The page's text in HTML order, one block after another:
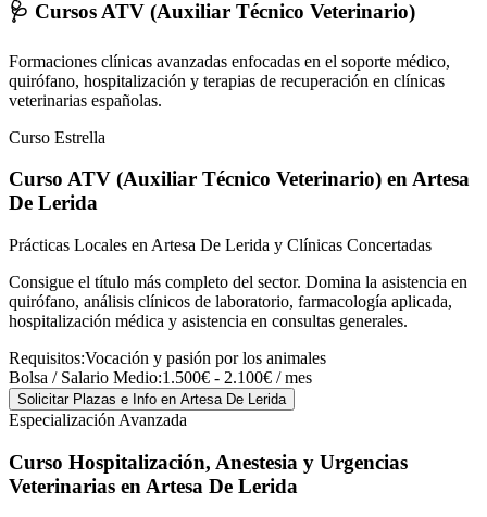
🩺 Cursos ATV (Auxiliar Técnico Veterinario)
Formaciones clínicas avanzadas enfocadas en el soporte médico,
quirófano, hospitalización y terapias de recuperación en clínicas
veterinarias españolas.
Curso Estrella
Curso ATV (Auxiliar Técnico Veterinario) en Artesa
De Lerida
Prácticas Locales en Artesa De Lerida y Clínicas Concertadas
Consigue el título más completo del sector. Domina la asistencia en
quirófano, análisis clínicos de laboratorio, farmacología aplicada,
hospitalización médica y asistencia en consultas generales.
Requisitos:Vocación y pasión por los animales
Bolsa / Salario Medio:1.500€ - 2.100€ / mes
Solicitar Plazas e Info en Artesa De Lerida
Especialización Avanzada
Curso Hospitalización, Anestesia y Urgencias
Veterinarias en Artesa De Lerida